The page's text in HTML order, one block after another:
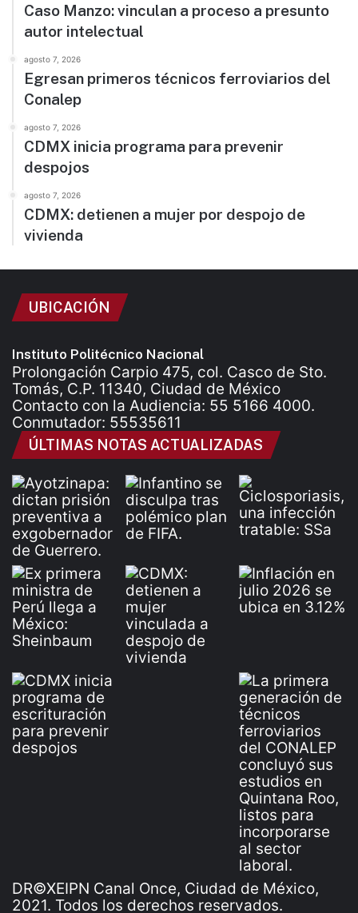
Caso Manzo: vinculan a proceso a presunto
autor intelectual
agosto 7, 2026
Egresan primeros técnicos ferroviarios del
Conalep
agosto 7, 2026
CDMX inicia programa para prevenir
despojos
agosto 7, 2026
CDMX: detienen a mujer por despojo de
vivienda
UBICACIÓN
Instituto Politécnico Nacional
Prolongación Carpio 475, col. Casco de Sto.
Tomás, C.P. 11340, Ciudad de México
Contacto con la Audiencia: 55 5166 4000.
Conmutador: 55535611
ÚLTIMAS NOTAS ACTUALIZADAS
DR©XEIPN Canal Once, Ciudad de México,
2021. Todos los derechos reservados.